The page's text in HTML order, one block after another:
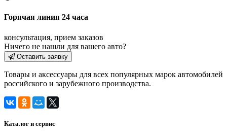
Горячая линия 24 часа
консультация, прием заказов
Ничего не нашли для вашего авто?
Оставить заявку
Товары и аксессуары для всех популярных марок автомобилей
российского и зарубежного производства.
Каталог и сервис